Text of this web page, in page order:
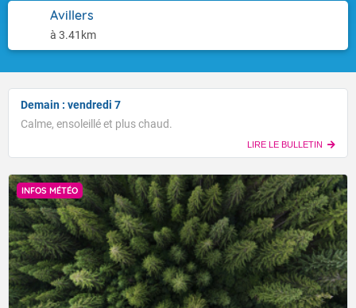
Avillers
à 3.41km
Demain : vendredi 7
Calme, ensoleillé et plus chaud.
LIRE LE BULLETIN
INFOS MÉTÉO